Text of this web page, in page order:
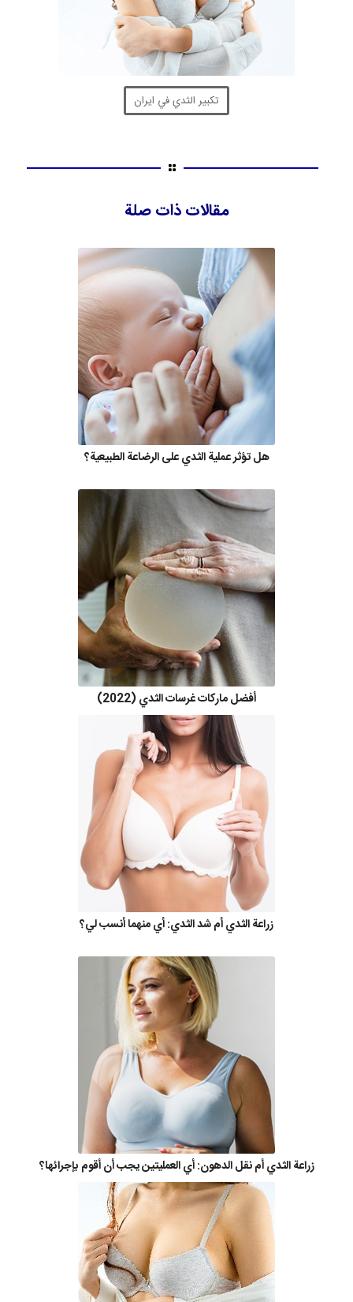
تكبير الثدي في ايران
مقالات ذات صلة
هل تؤثر عملية الثدي على الرضاعة الطبيعية؟
أفضل ماركات غرسات الثدي (2022)
زراعة الثدي أم شد الثدي: أي منهما أنسب لي؟
زراعة الثدي أم نقل الدهون: أي العمليتين يجب أن أقوم بإجرائها؟